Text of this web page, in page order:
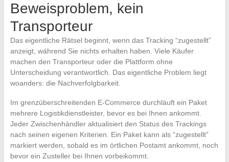
Beweisproblem, kein
Transporteur
Das eigentliche Rätsel beginnt, wenn das Tracking “zugestellt”
anzeigt, während Sie nichts erhalten haben. Viele Käufer
machen den Transporteur oder die Plattform ohne
Unterscheidung verantwortlich. Das eigentliche Problem liegt
woanders: die Nachverfolgbarkeit.
Im grenzüberschreitenden E-Commerce durchläuft ein Paket
mehrere Logistikdienstleister, bevor es bei Ihnen ankommt.
Jeder Zwischenhändler aktualisiert den Status des Trackings
nach seinen eigenen Kriterien. Ein Paket kann als “zugestellt”
markiert werden, sobald es im örtlichen Postamt ankommt, noch
bevor ein Zusteller bei Ihnen vorbeikommt.